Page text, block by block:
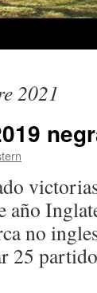
2021
año
no
25